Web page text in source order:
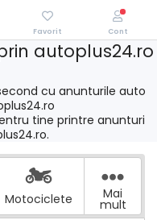
autoplus24.ro
cu anunturile auto
tine printre anunturi
Motociclete Mai
mult
Favorit Cont